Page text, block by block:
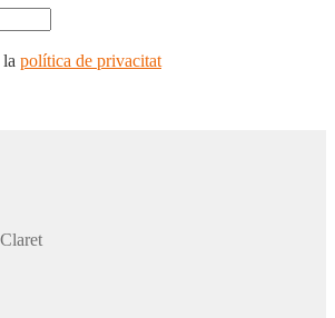
política de privacitat